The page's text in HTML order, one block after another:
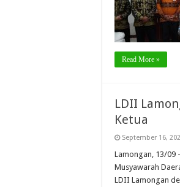
Read More »
LDII
Ketua
September 16,
Lamongan, 13/09
Musyawarah
LDII Lamongan